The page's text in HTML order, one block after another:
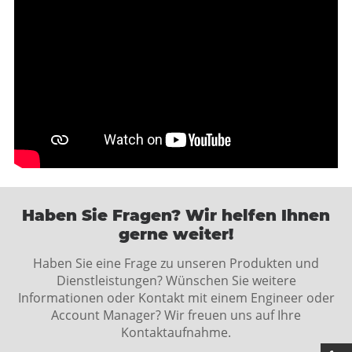
Haben Sie Fragen? Wir helfen Ihnen
gerne weiter!
Haben Sie eine Frage zu unseren Produkten und
Dienstleistungen? Wünschen Sie weitere
Informationen oder Kontakt mit einem Engineer oder
Account Manager? Wir freuen uns auf Ihre
Kontaktaufnahme.